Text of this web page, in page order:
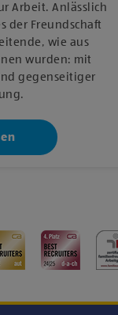
Arbeit. Anlässlich
der Freundschaft
wie aus
wurden: mit
gegenseitiger